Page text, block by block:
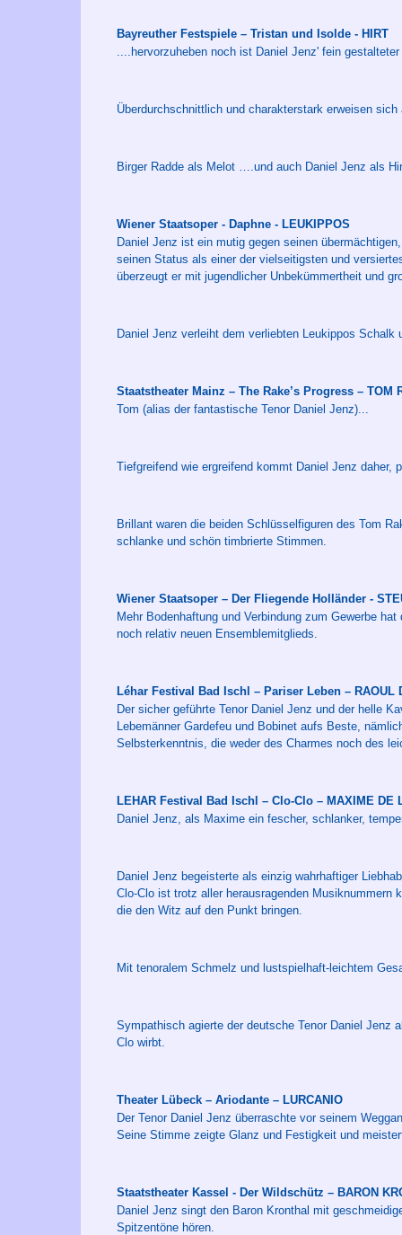
Bayreuther Festspiele – Tristan und Isolde - HIRT
....hervorzuheben noch ist Daniel Jenz' fein
Überdurchschnittlich und charakterstark erweisen
Birger Radde als Melot ….und auch Daniel Jenz als
Wiener Staatsoper - Daphne - LEUKIPPOS
Daniel Jenz ist ein mutig gegen seinen
seinen Status als einer der vielseitigsten und
überzeugt er mit jugendlicher Unbekümmertheit und
Daniel Jenz verleiht dem verliebten Leukippos Schalk
Staatstheater Mainz – The Rake’s Progress – TOM
Tom (alias der fantastische Tenor Daniel Jenz)...
Tiefgreifend wie ergreifend kommt Daniel Jenz daher,
Brillant waren die beiden Schlüsselfiguren des Tom
schlanke und schön timbrierte Stimmen.
Wiener Staatsoper – Der Fliegende Holländer -
Mehr Bodenhaftung und Verbindung zum Gewerbe
noch relativ neuen Ensemblemitglieds.
Léhar Festival Bad Ischl – Pariser Leben – RAOUL
Der sicher geführte Tenor Daniel Jenz und der helle
Lebemänner Gardefeu und Bobinet aufs Beste,
Selbsterkenntnis, die weder des Charmes noch des
LEHAR Festival Bad Ischl – Clo-Clo – MAXIME DE
Daniel Jenz, als Maxime ein fescher, schlanker,
Daniel Jenz begeisterte als einzig wahrhaftiger
Clo-Clo ist trotz aller herausragenden Musiknummern
die den Witz auf den Punkt bringen.
Mit tenoralem Schmelz und lustspielhaft-leichtem
Sympathisch agierte der deutsche Tenor Daniel Jenz
Clo wirbt.
Theater Lübeck – Ariodante – LURCANIO
Der Tenor Daniel Jenz überraschte vor seinem
Seine Stimme zeigte Glanz und Festigkeit und
Staatstheater Kassel - Der Wildschütz – BARON
Daniel Jenz singt den Baron Kronthal mit
Spitzentöne hören.